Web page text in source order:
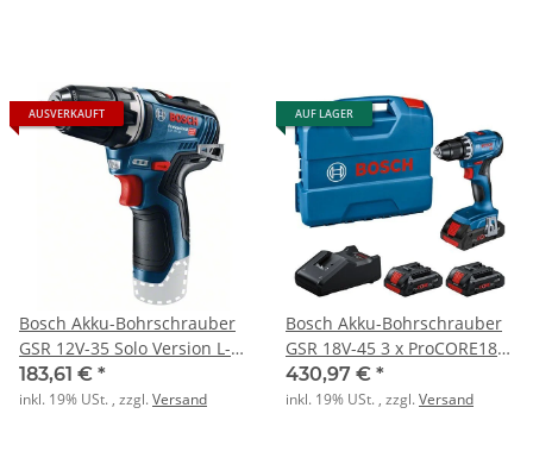
AUSVERKAUFT
Bosch Akku-Bohrschrauber
GSR 12V-35 Solo Version L-
BOXX
183,61 € *
inkl. 19% USt. , zzgl.Versand
AUF LAGER
Bosch Akku-Bohrschrauber
GSR 18V-45 3 x ProCORE18V
4.0Ah L-Case
430,97 € *
inkl. 19% USt. , zzgl.Versand